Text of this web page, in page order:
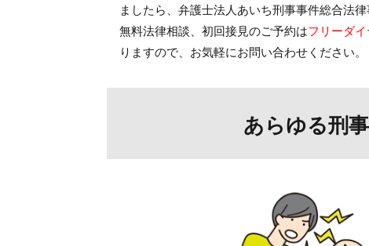
ましたら、 弁護士法人あいち刑事事件総合法
無料法律相談、初回接見のご予約はフリーダ
りますので、お気軽にお問い合わせください。
あらゆる刑